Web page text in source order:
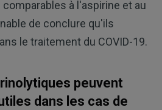
à l'aspirine et au
de conclure qu'ils
le traitement du COVID-19.
peuvent
dans les cas de